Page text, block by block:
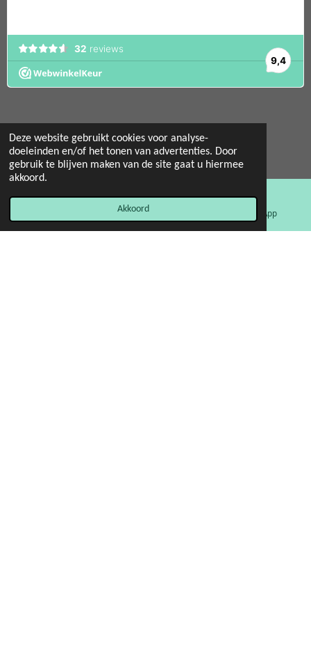
Deze website gebruikt cookies voor analyse-
doeleinden en/of het tonen van advertenties. Door
gebruik te blijven maken van de site gaat u hiermee
akkoord.
Akkoord
© 2022 - 2026 Mint 11 giftstore
Powered byJouwWeb
Facebook WhatsApp